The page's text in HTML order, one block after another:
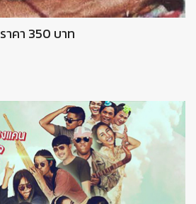
DVD ฉากและชีวิต
ราคา 350 บาท